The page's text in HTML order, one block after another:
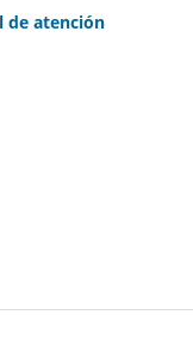
de atención